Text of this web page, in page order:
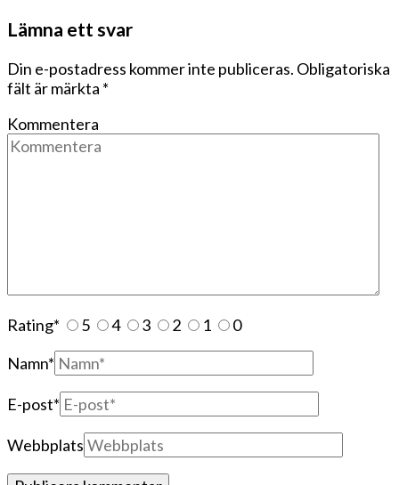
Lämna ett svar
Din e-postadress kommer inte publiceras. Obligatoriska
fält är märkta *
Kommentera
Rating* 5 4 3 2 1
0
Namn*
E-post*
Webbplats